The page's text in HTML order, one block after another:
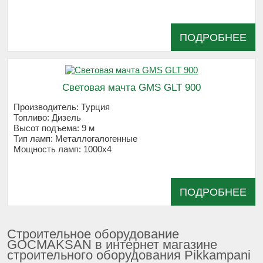
ПОДРОБНЕЕ
Световая мачта GMS GLT 900
Производитель: Турция
Топливо: Дизель
Высот подъема: 9 м
Тип ламп: Металлогалогенные
Мощность ламп: 1000x4
ПОДРОБНЕЕ
Строительное оборудование
GOCMAKSAN в интернет магазине
строительного оборудования Pikkampani